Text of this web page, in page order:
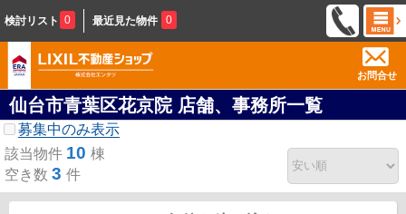
検討リスト 0 最近見た物件 0
お問合せ
仙台市青葉区花京院 店舗、事務所一覧
募集中のみ表示
該当物件 10 棟
空き数 3 件